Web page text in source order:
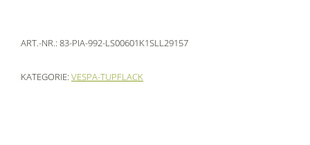
ART.-NR.: 83-PIA-992-LS00601K1SLL29157
KATEGORIE: VESPA-TUPFLACK